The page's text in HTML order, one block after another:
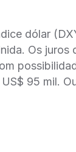
dólar
Os juros
95 mil.